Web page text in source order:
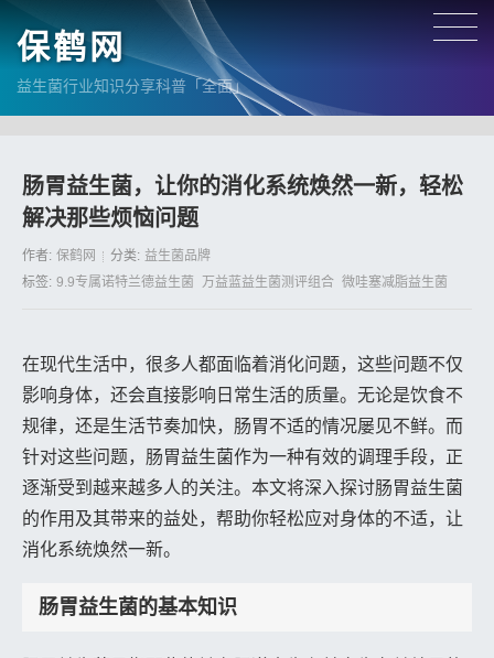
保鹤网
益生菌行业知识分享科普「全面」
肠胃益生菌，让你的消化系统焕然一新，轻松
解决那些烦恼问题
作者: 保鹤网 分类: 益生菌品牌
标签: 9.9专属诺特兰德益生菌 万益蓝益生菌测评组合 微哇塞减脂益生菌
在现代生活中，很多人都面临着消化问题，这些问题不仅
影响身体，还会直接影响日常生活的质量。无论是饮食不
规律，还是生活节奏加快，肠胃不适的情况屡见不鲜。而
针对这些问题，肠胃益生菌作为一种有效的调理手段，正
逐渐受到越来越多人的关注。本文将深入探讨肠胃益生菌
的作用及其带来的益处，帮助你轻松应对身体的不适，让
消化系统焕然一新。
肠胃益生菌的基本知识